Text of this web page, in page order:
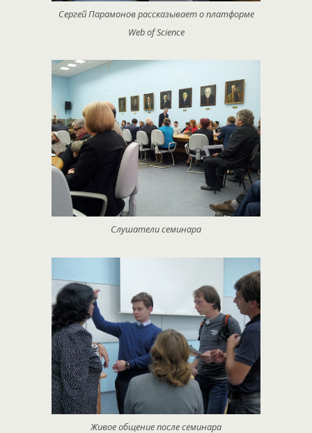
Сергей Парамонов рассказывает о платформе
Web of Science
Слушатели семинара
Живое общение после семинара